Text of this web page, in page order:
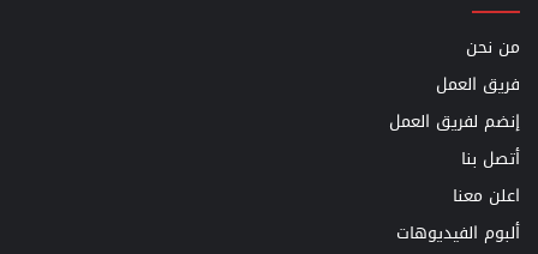
من نحن
فريق العمل
إنضم لفريق العمل
أتصل بنا
اعلن معنا
ألبوم الفيديوهات